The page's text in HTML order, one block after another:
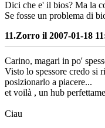
Dici che e' il bios? Ma la
Se fosse un problema di
11.Zorro il 2007-01-18
Carino, magari in po'
Visto lo spessore credo si
posizionarlo a piacere...
et voilà , un hub
Ciau